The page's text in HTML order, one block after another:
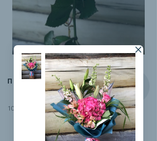
ПИЧ-АВАЛАНЖ
100 руб.